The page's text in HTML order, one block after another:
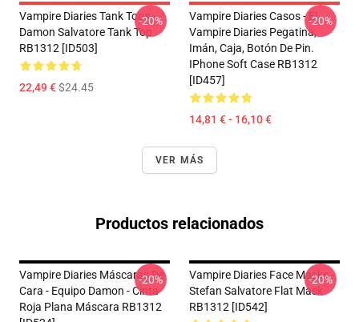
Vampire Diaries Tank Tops -
Damon Salvatore Tank Top
RB1312 [ID503]
22,49 €$24.45
-20%
Vampire Diaries Casos - El
Vampire Diaries Pegatina,
Imán, Caja, Botón De Pin.
IPhone Soft Case RB1312
[ID457]
14,81 € - 16,10 €
-20%
VER MÁS
Productos relacionados
Vampire Diaries Máscaras De
Cara - Equipo Damon - Cinta
Roja Plana Máscara RB1312
-20%
Vampire Diaries Face Masks -
Stefan Salvatore Flat Mask
RB1312 [ID542]
-20%